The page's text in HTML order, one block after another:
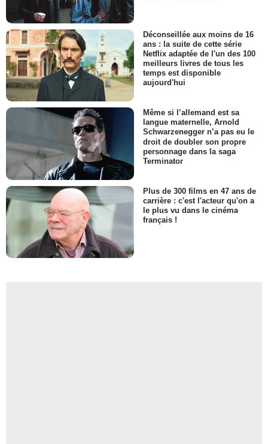
Déconseillée aux moins de 16
ans : la suite de cette série
Netflix adaptée de l'un des 100
meilleurs livres de tous les
temps est disponible
aujourd'hui
Même si l’allemand est sa
langue maternelle, Arnold
Schwarzenegger n’a pas eu le
droit de doubler son propre
personnage dans la saga
Terminator
Plus de 300 films en 47 ans de
carrière : c'est l'acteur qu'on a
le plus vu dans le cinéma
français !